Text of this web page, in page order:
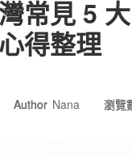
常見 5
得整理
Author Nana 瀏覽